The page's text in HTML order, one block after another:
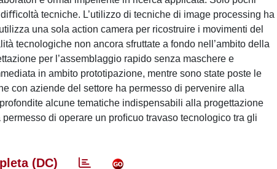
tecniche. L’utilizzo di tecniche di image processing ha
una sola action camera per ricostruire i movimenti del
tecnologiche non ancora sfruttate a fondo nell’ambito della
per l’assemblaggio rapido senza maschere e
in ambito prototipazione, mentre sono state poste le
con aziende del settore ha permesso di pervenire alla
alcune tematiche indispensabili alla progettazione
di operare un proﬁcuo travaso tecnologico tra gli
(DC)